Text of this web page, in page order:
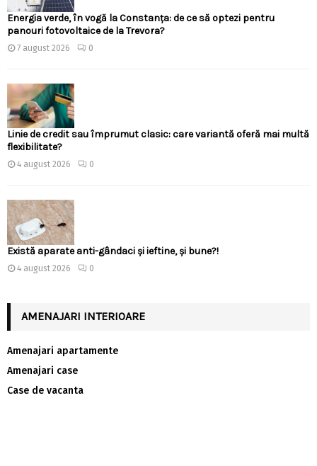
Energia verde, în vogă la Constanța: de ce să optezi pentru
panouri fotovoltaice de la Trevora?
7 august 2026 0
Linie de credit sau împrumut clasic: care variantă oferă mai multă
flexibilitate?
4 august 2026 0
Există aparate anti-gândaci și ieftine, și bune?!
4 august 2026 0
AMENAJARI INTERIOARE
Amenajari apartamente
Amenajari case
Case de vacanta